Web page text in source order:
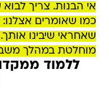
אי הבנות. צריך
כמו שאומרים
שאחראי שיבינו
מוחלטת במהלך
ללמוד